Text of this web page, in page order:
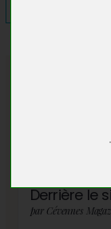
A lire
Derrière le